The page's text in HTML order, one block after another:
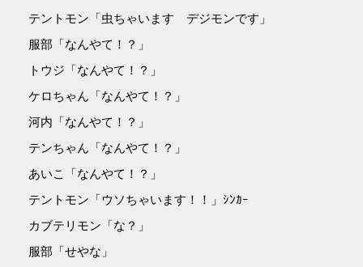
テントモン「虫ちゃいます デジモンです」
服部「なんやて！？」
トウジ「なんやて！？」
ケロちゃん「なんやて！？」
河内「なんやて！？」
テンちゃん「なんやて！？」
あいこ「なんやて！？」
テントモン「ウソちゃいます！！」ｼﾝｶｰ
カブテリモン「な？」
服部「せやな」